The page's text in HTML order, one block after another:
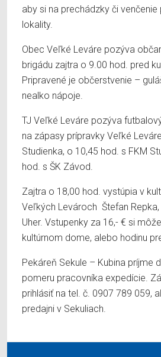
aby si na prechádzky či venčenie
lokality.
Obec Veľké Leváre pozýva
brigádu zajtra o 9.00 hod. pred
Pripravené je občerstvenie –
nealko nápoje.
TJ Veľké Leváre pozýva
na zápasy prípravky Veľké
Studienka, o 10,45 hod. s FKM
hod. s ŠK Závod.
Zajtra o 18,00 hod. vystúpia v
Veľkých Levároch Štefan Repka,
Uher. Vstupenky za 16,- € si
kultúrnom dome, alebo hodinu
Pekáreň Sekule – Kubina príjme
pomeru pracovníka expedície.
prihlásiť na tel. č. 0907 789 059,
predajni v Sekuliach.